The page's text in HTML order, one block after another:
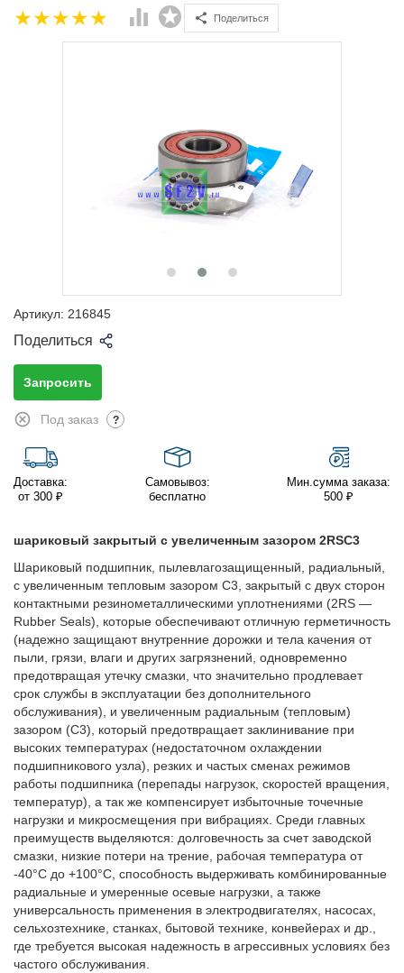
Поделиться
Артикул: 216845
Поделиться
Запросить
Под заказ ?
Доставка:
от 300 ₽
Самовывоз:
бесплатно
Мин.сумма заказа:
500 ₽
шариковый закрытый с увеличенным зазором 2RSС3
Шариковый подшипник, пылевлагозащищенный, радиальный,
с увеличенным тепловым зазором C3, закрытый с двух сторон
контактными резинометаллическими уплотнениями (2RS —
Rubber Seals), которые обеспечивают отличную герметичность
(надежно защищают внутренние дорожки и тела качения от
пыли, грязи, влаги и других загрязнений, одновременно
предотвращая утечку смазки, что значительно продлевает
срок службы в эксплуатации без дополнительного
обслуживания), и увеличенным радиальным (тепловым)
зазором (C3), который предотвращает заклинивание при
высоких температурах (недостаточном охлаждении
подшипникового узла), резких и частых сменах режимов
работы подшипника (перепады нагрузок, скоростей вращения,
температур), а так же компенсирует избыточные точечные
нагрузки и микросмещения при вибрациях. Среди главных
преимуществ выделяются: долговечность за счет заводской
смазки, низкие потери на трение, рабочая температура от
-40°C до +100°C, способность выдерживать комбинированные
радиальные и умеренные осевые нагрузки, а также
универсальность применения в электродвигателях, насосах,
сельхозтехнике, станках, бытовой технике, конвейерах и др.,
где требуется высокая надежность в агрессивных условиях без
частого обслуживания.